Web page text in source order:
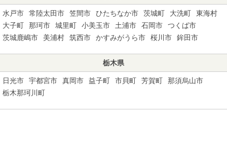
水戸市 常陸太田市 笠間市 ひたちなか市 茨城町 大洗町
東海村
大子町
那珂市 城里町 小美玉市 土浦市 石岡市
つくば市
茨城鹿嶋市
美浦村 筑西市 かすみがうら市 桜川市 鉾田市
栃木県
日光市 宇都宮市 真岡市 益子町 市貝町 芳賀町
那須烏山市
栃木那珂川町